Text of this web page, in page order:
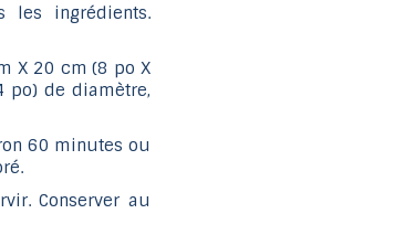
les ingrédients.
X 20 cm (8 po X
de diamètre,
60 minutes ou
Conserver au